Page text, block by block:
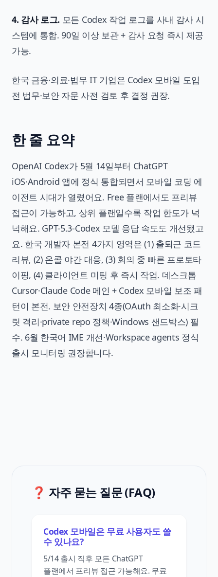
4. 감사 로그. 모든 Codex 작업 로그를 사내 감사 시
스템에 통합. 90일 이상 보관 + 감사 요청 즉시 제공
가능.
한국 금융·의료·법무 IT 기업은 Codex 모바일 도입
전 법무·보안 자문 사전 검토 후 결정 권장.
한 줄 요약
OpenAI Codex가 5월 14일부터 ChatGPT
iOS·Android 앱에 정식 통합되면서 모바일 코딩 에
이전트 시대가 열렸어요. Free 플랜에서도 프리뷰
접근이 가능하고, 상위 플랜일수록 작업 한도가 넉
넉해요. GPT-5.3-Codex 모델 응답 속도도 개선됐고
요. 한국 개발자 본전 4가지 영역은 (1) 출퇴근 코드
리뷰, (2) 온콜 야간 대응, (3) 회의 중 빠른 프로토타
이핑, (4) 클라이언트 미팅 후 즉시 작업. 데스크톱
Cursor·Claude Code 메인 + Codex 모바일 보조 패
턴이 본전. 보안 안전장치 4종(OAuth 최소화·시크
릿 격리·private repo 정책·Windows 샌드박스) 필
수. 6월 한국어 IME 개선·Workspace agents 정식
출시 모니터링 권장합니다.
❓ 자주 묻는 질문 (FAQ)
Codex 모바일은 무료 사용자도 쓸
수 있나요?
5/14 출시 직후 모든 ChatGPT
플랜에서 프리뷰 접근 가능해요. 무료